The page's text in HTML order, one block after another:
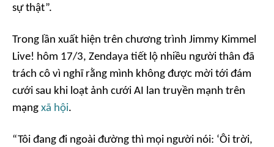
sự thật”.
Trong lần xuất hiện trên chương trình Jimmy Kimmel
Live! hôm 17/3, Zendaya tiết lộ nhiều người thân đã
trách cô vì nghĩ rằng mình không được mời tới đám
cưới sau khi loạt ảnh cưới AI lan truyền mạnh trên
mạng xã hội.
“Tôi đang đi ngoài đường thì mọi người nói: ‘Ôi trời,